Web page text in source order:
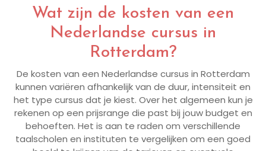
Wat zijn de kosten van een
Nederlandse cursus in
Rotterdam?
De kosten van een Nederlandse cursus in Rotterdam
kunnen variëren afhankelijk van de duur, intensiteit en
het type cursus dat je kiest. Over het algemeen kun je
rekenen op een prijsrange die past bij jouw budget en
behoeften. Het is aan te raden om verschillende
taalscholen en instituten te vergelijken om een goed